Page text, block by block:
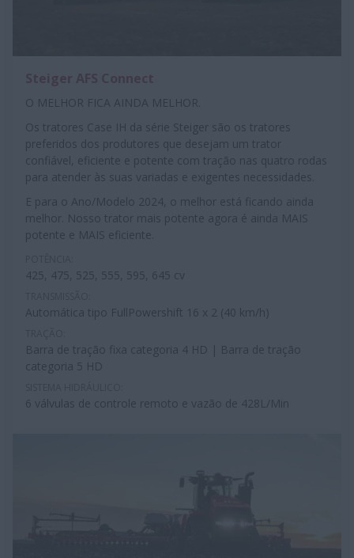
O MELHOR FICA AINDA MELHOR.
Os tratores Case IH da série Steiger são os tratores
preferidos dos produtores que desejam um trator
confiável, eficiente e potente com tração nas quatro rodas
para atender às suas variadas e exigentes necessidades.
E para o Ano/Modelo 2024, o melhor está ficando ainda
melhor. Nosso trator mais potente agora é ainda MAIS
potente e MAIS eficiente.
425, 475, 525, 555, 595, 645 cv
Automática tipo FullPowershift 16 x 2 (40 km/h)
Barra de tração fixa categoria 4 HD | Barra de tração
categoria 5 HD
6 válvulas de controle remoto e vazão de 428L/Min